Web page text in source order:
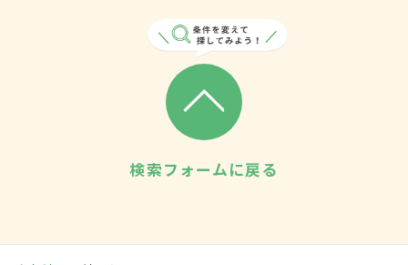
検索フォームに戻る